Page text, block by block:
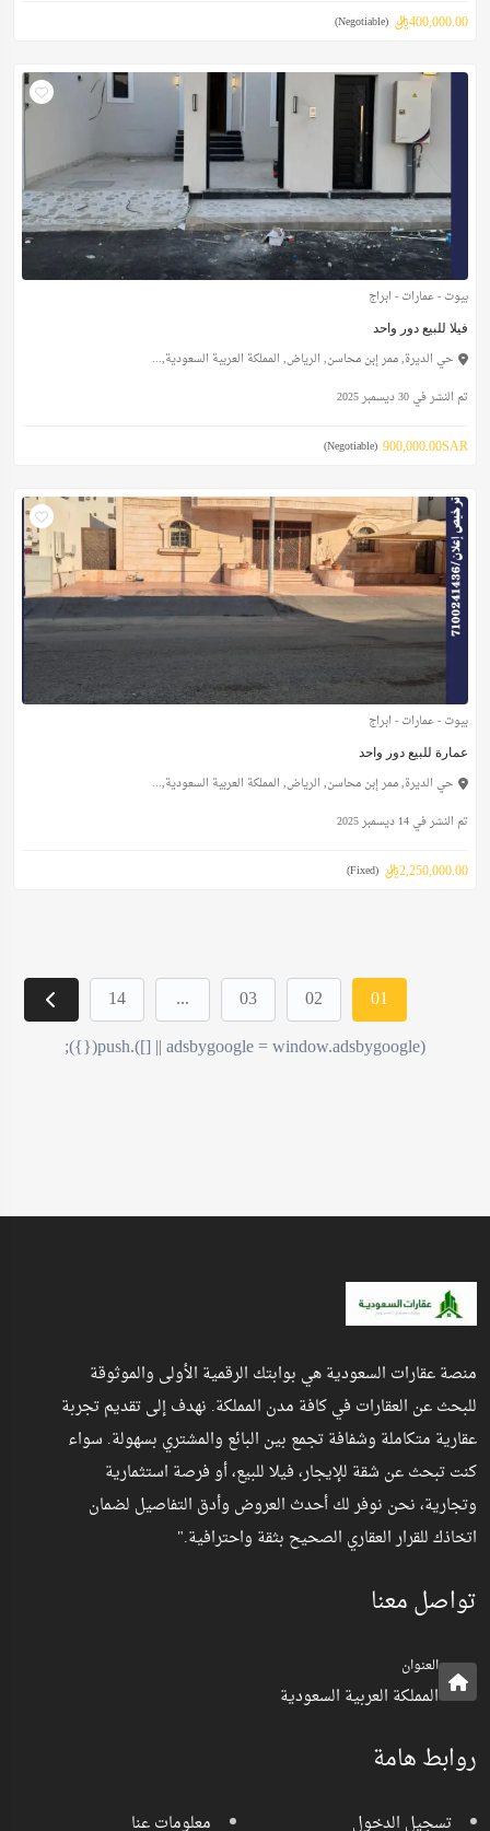
400,000.00ريال (Negotiable)
بيوت - عمارات - ابراج
فيلا للبيع دور واحد
حي الديرة, ممر إبن محاسن, الرياض, المملكة العربية السعودية,...
تم النشر في 30 ديسمبر 2025
900,000.00SAR
(Negotiable)
بيوت - عمارات - ابراج
عمارة للبيع دور واحد
حي الديرة, ممر إبن محاسن, الرياض, المملكة العربية السعودية,...
تم النشر في 14 ديسمبر 2025
2,250,000.00ريال (Fixed)
01
02
03
...
14
(adsbygoogle = window.adsbygoogle || []).push({});
منصة عقارات السعودية هي بوابتك الرقمية الأولى والموثوقة
للبحث عن العقارات في كافة مدن المملكة. نهدف إلى تقديم تجربة
عقارية متكاملة وشفافة تجمع بين البائع والمشتري بسهولة. سواء
كنت تبحث عن شقة للإيجار، فيلا للبيع، أو فرصة استثمارية
وتجارية، نحن نوفر لك أحدث العروض وأدق التفاصيل لضمان
اتخاذك للقرار العقاري الصحيح بثقة واحترافية."
تواصل معنا
العنوان
المملكة العربية السعودية
روابط هامة
تسجيل الدخول معلومات عنا